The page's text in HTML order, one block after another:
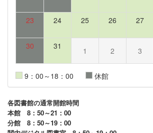
23 24 25 26 27
30 31 1 2 3
9：00～18：00 休館
各図書館の通常開館時間
本館 8：50～21：00
分館 8：50～19：00